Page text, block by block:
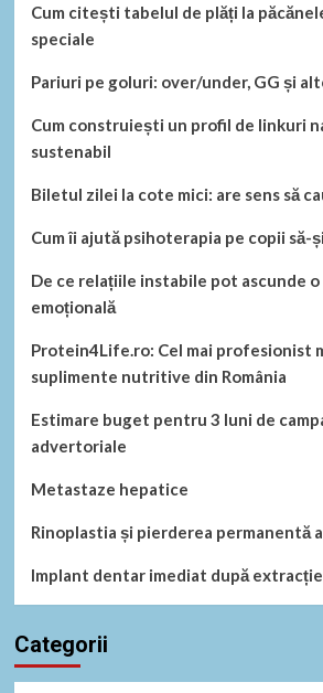
Cum citești tabelul de plăți la
speciale
Pariuri pe goluri: over/under, GG și
Cum construiești un profil de linkuri
sustenabil
Biletul zilei la cote mici: are sens să
Cum îi ajută psihoterapia pe copii să-
De ce relațiile instabile pot ascunde
emoțională
Protein4Life.ro: Cel mai profesionist
suplimente nutritive din România
Estimare buget pentru 3 luni de
advertoriale
Metastaze hepatice
Rinoplastia și pierderea permanentă
Implant dentar imediat după
Categorii